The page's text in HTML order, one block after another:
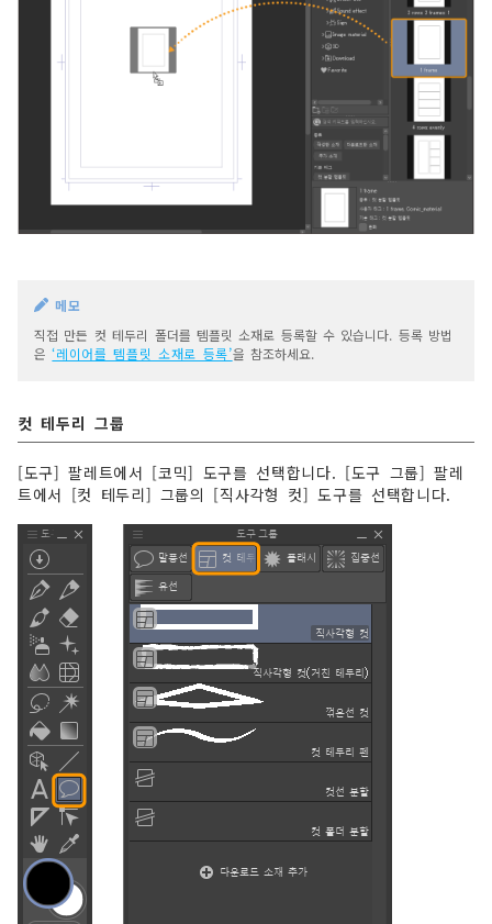
메모
직접 만든 컷 테두리 폴더를 템플릿 소재로 등록할 수 있습니다. 등록 방법
은‘레이어를 템플릿 소재로 등록’을 참조하세요.
컷 테두리 그룹
[도구] 팔레트에서 [코믹] 도구를 선택합니다. [도구 그룹] 팔레
트에서 [컷 테두리] 그룹의 [직사각형 컷] 도구를 선택합니다.